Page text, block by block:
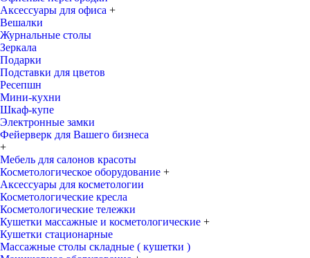
Аксессуары для офиса +
Вешалки
Журнальные столы
Зеркала
Подарки
Подставки для цветов
Ресепшн
Мини-кухни
Шкаф-купе
Электронные замки
Фейерверк для Вашего бизнеса
+
Мебель для салонов красоты
Косметологическое оборудование +
Аксессуары для косметологии
Косметологические кресла
Косметологические тележки
Кушетки массажные и косметологические +
Кушетки стационарные
Массажные столы складные ( кушетки )